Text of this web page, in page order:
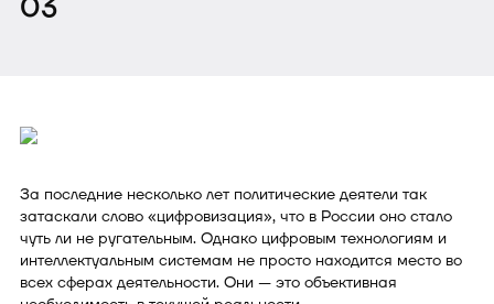
03
За последние несколько лет политические деятели так
затаскали слово «цифровизация», что в России оно стало
чуть ли не ругательным. Однако цифровым технологиям и
интеллектуальным системам не просто находится место во
всех сферах деятельности. Они — это объективная